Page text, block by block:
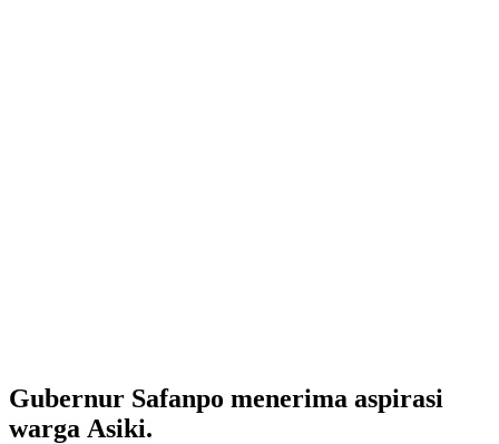
Gubernur Safanpo menerima aspirasi
warga Asiki.